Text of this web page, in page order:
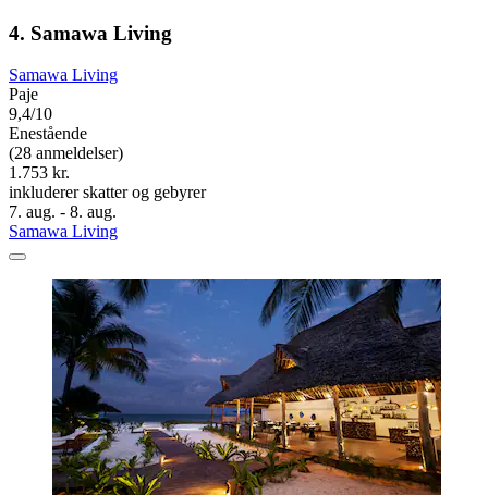
4. Samawa Living
Samawa Living
Paje
9,4/10
Enestående
(28 anmeldelser)
1.753 kr.
inkluderer skatter og gebyrer
7. aug. - 8. aug.
Samawa Living